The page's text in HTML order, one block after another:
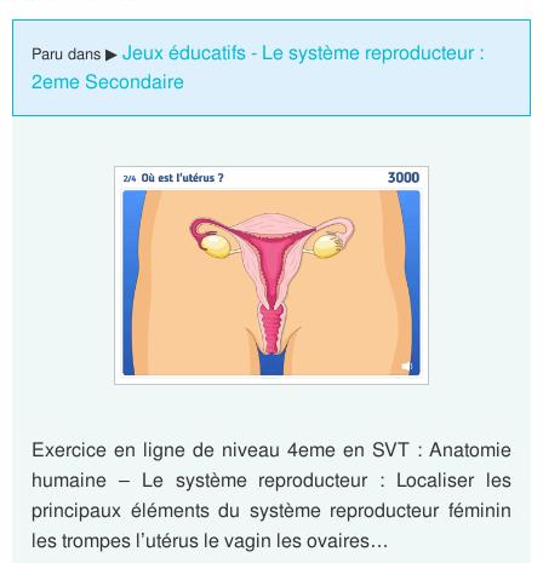
Paru dans ▶ Jeux éducatifs - Le système reproducteur :
2eme Secondaire
Exercice en ligne de niveau 4eme en SVT : Anatomie
humaine – Le système reproducteur : Localiser les
principaux éléments du système reproducteur féminin
les trompes l’utérus le vagin les ovaires…